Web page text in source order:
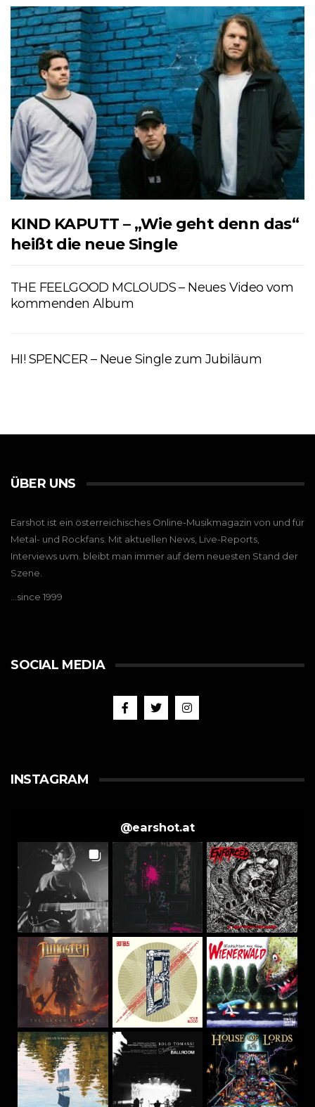
KIND KAPUTT – „Wie geht denn das“
heißt die neue Single
THE FEELGOOD MCLOUDS – Neues Video vom
kommenden Album
HI! SPENCER – Neue Single zum Jubiläum
ÜBER UNS
Earshot ist ein österreichisches Online-Musikmagazin von und für
Metal- und Rockfans. Mit aktuellen News, Live-Reports,
Interviews uvm. bleibt man immer auf dem neuesten Stand der
Szene.
…since 1999
SOCIAL MEDIA
INSTAGRAM
@earshot.at